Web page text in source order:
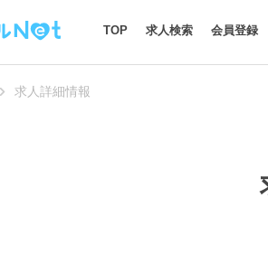
TOP 求人検索 会員登録
求人詳細情報